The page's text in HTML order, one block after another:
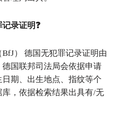
录证明❓
） 德国无犯罪记录证明由
国联邦司法局会依据申请
期、出生地点、指纹等个
库，依据检索结果出具有/无